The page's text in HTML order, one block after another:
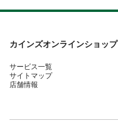
カインズオンラインショップ
サービス一覧
サイトマップ
店舗情報